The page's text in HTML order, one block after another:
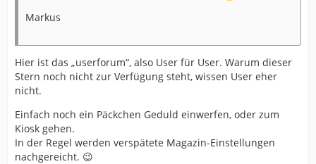
Markus
Hier ist das „userforum“, also User für User. Warum dieser
Stern noch nicht zur Verfügung steht, wissen User eher
nicht.
Einfach noch ein Päckchen Geduld einwerfen, oder zum
Kiosk gehen.
In der Regel werden verspätete Magazin-Einstellungen
nachgereicht. 😉